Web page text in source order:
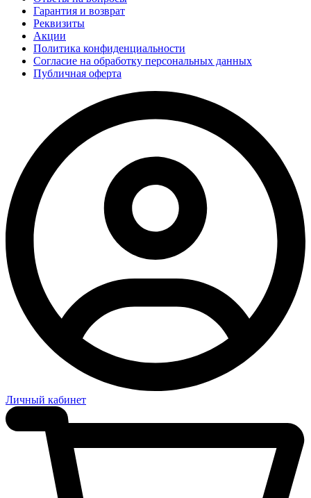
Гарантия и возврат
Реквизиты
Акции
Политика конфиденциальности
Согласие на обработку персональных данных
Публичная оферта
Личный кабинет